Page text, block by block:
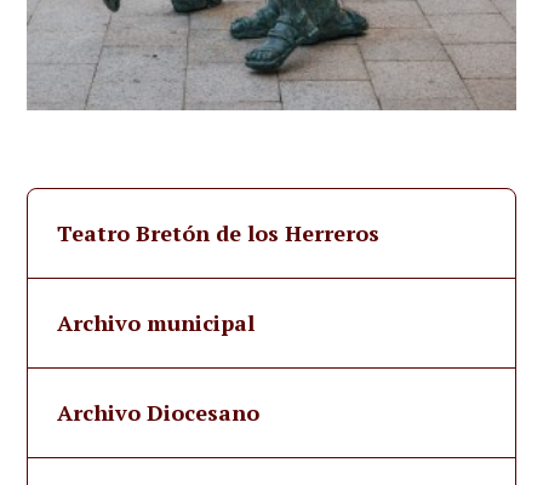
Teatro Bretón de los Herreros
Archivo municipal
Archivo Diocesano